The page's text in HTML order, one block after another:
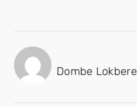
Dombe Lokbere